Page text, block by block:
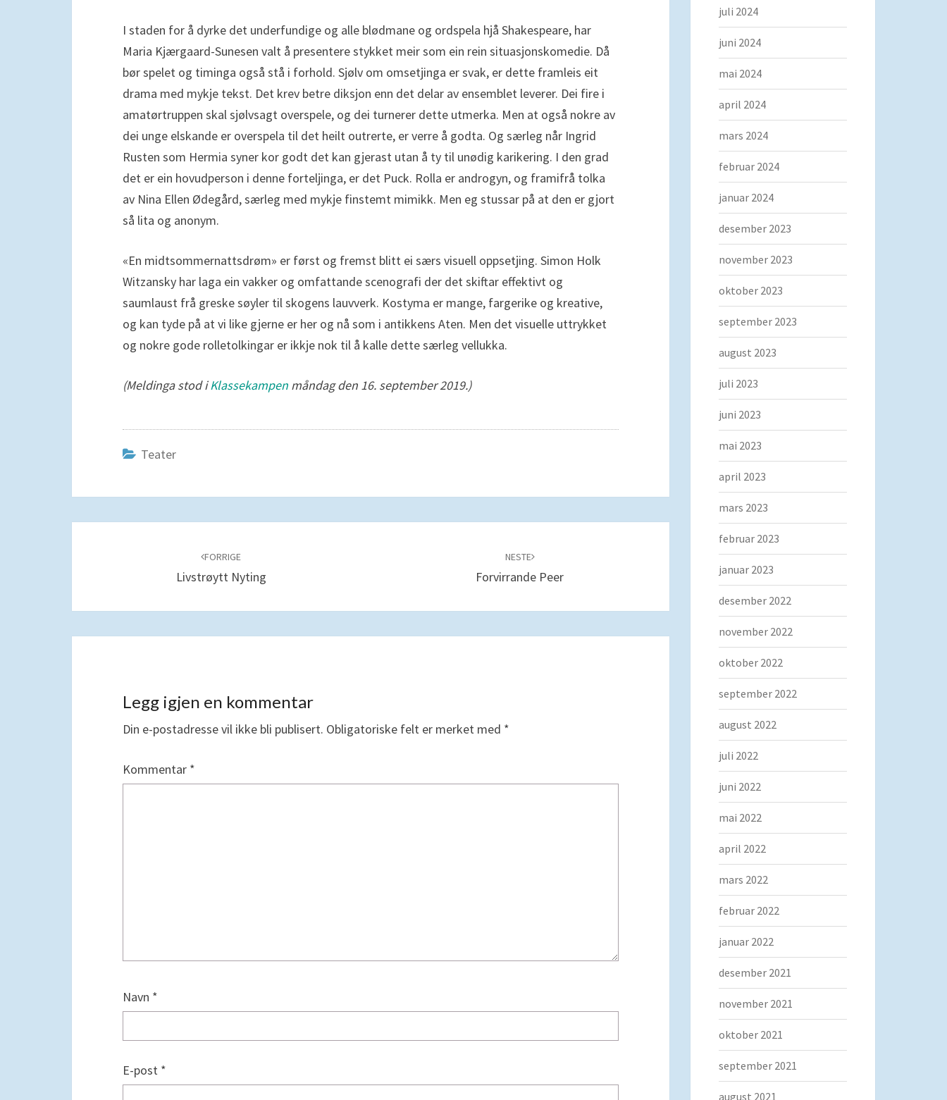
I staden for å dyrke det underfundige og alle blødmane og ordspela hjå Shakespeare, har
Maria Kjærgaard-Sunesen valt å presentere stykket meir som ein rein situasjonskomedie. Då
bør spelet og timinga også stå i forhold. Sjølv om omsetjinga er svak, er dette framleis eit
drama med mykje tekst. Det krev betre diksjon enn det delar av ensemblet leverer. Dei fire i
amatørtruppen skal sjølvsagt overspele, og dei turnerer dette utmerka. Men at også nokre av
dei unge elskande er overspela til det heilt outrerte, er verre å godta. Og særleg når Ingrid
Rusten som Hermia syner kor godt det kan gjerast utan å ty til unødig karikering. I den grad
det er ein hovudperson i denne forteljinga, er det Puck. Rolla er androgyn, og framifrå tolka
av Nina Ellen Ødegård, særleg med mykje finstemt mimikk. Men eg stussar på at den er gjort
så lita og anonym.
«En midtsommernattsdrøm» er først og fremst blitt ei særs visuell oppsetjing. Simon Holk
Witzansky har laga ein vakker og omfattande scenografi der det skiftar effektivt og
saumlaust frå greske søyler til skogens lauvverk. Kostyma er mange, fargerike og kreative,
og kan tyde på at vi like gjerne er her og nå som i antikkens Aten. Men det visuelle uttrykket
og nokre gode rolletolkingar er ikkje nok til å kalle dette særleg vellukka.
(Meldinga stod iKlassekampen måndag den 16. september 2019.)
Teater
FORRIGE
Livstrøytt Nyting
NESTE
Forvirrande Peer
Legg igjen en kommentar
Din e-postadresse vil ikke bli publisert. Obligatoriske felt er merket med *
Kommentar *
Navn *
E-post *
juli 2024
juni 2024
mai 2024
april 2024
mars 2024
februar 2024
januar 2024
desember 2023
november 2023
oktober 2023
september 2023
august 2023
juli 2023
juni 2023
mai 2023
april 2023
mars 2023
februar 2023
januar 2023
desember 2022
november 2022
oktober 2022
september 2022
august 2022
juli 2022
juni 2022
mai 2022
april 2022
mars 2022
februar 2022
januar 2022
desember 2021
november 2021
oktober 2021
september 2021
august 2021